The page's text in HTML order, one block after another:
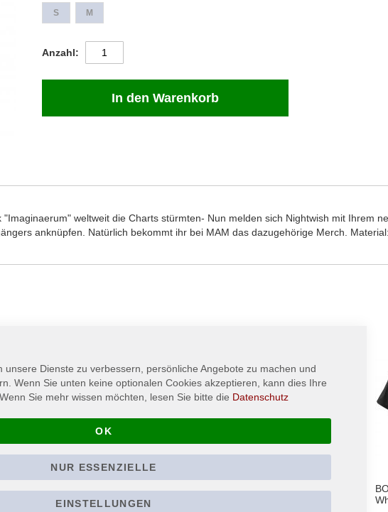
S M
Anzahl
In den Warenkorb
weltweit die Charts stürmten- Nun melden sich Nightwish mit Ihrem
anknüpfen. Natürlich bekommt ihr bei MAM das dazugehörige Merch.
DEMONS & WIZARDS -
III - Cover - T-Shirt
THE 69 EYES - Back in
unsere Dienste zu verbessern, persönliche Angebote zu machen und
Wenn Sie unten keine optionalen Cookies akzeptieren, kann dies Ihre
Sie mehr wissen möchten, lesen Sie bitte die Datenschutz
OK
NUR ESSENZIELLE
EINSTELLUNGEN